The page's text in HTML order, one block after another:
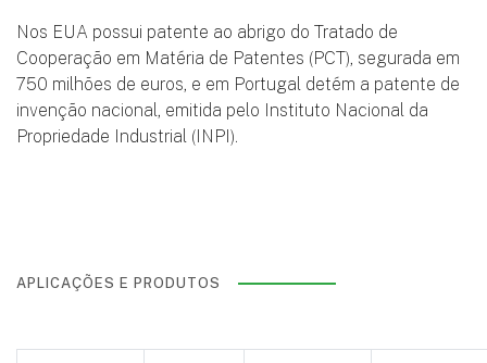
Nos EUA possui patente ao abrigo do Tratado de
Cooperação em Matéria de Patentes (PCT), segurada em
750 milhões de euros, e em Portugal detém a patente de
invenção nacional, emitida pelo Instituto Nacional da
Propriedade Industrial (INPI).
APLICAÇÕES E PRODUTOS